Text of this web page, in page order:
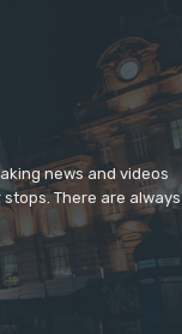
news and videos
There are always